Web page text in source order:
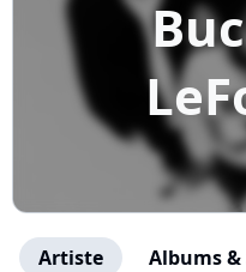
Artiste Albums &